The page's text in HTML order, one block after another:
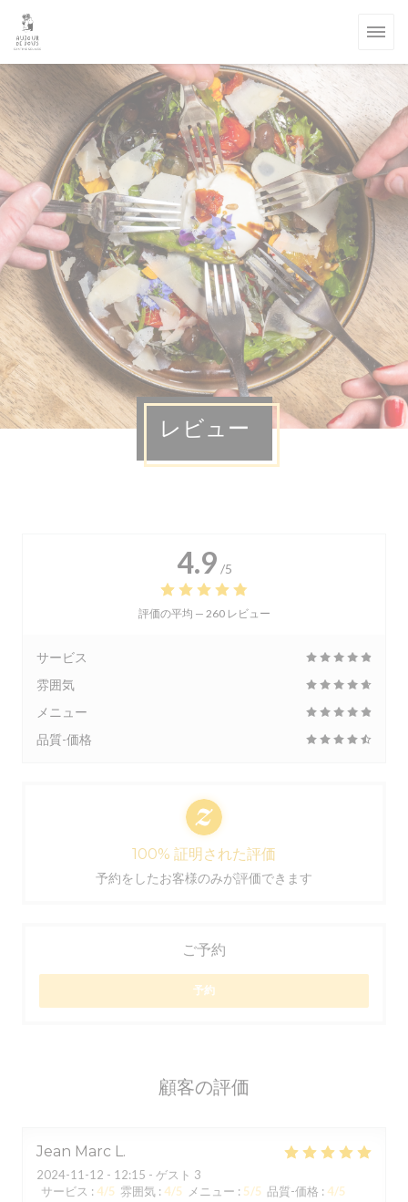
レビュー
顧客の評価
Jean Marc L
2024-11-12 - 12:15 - ゲスト 3
サービス : 4/5 雰囲気 : 4/5 メニュー : 5/5 品質-価格 : 4/5
4.9 /5
評価の平均 — 260 レビュー
サービス
雰囲気
メニュー
品質-価格
100% 証明された評価
予約をしたお客様のみが評価できます
ご予約
予約